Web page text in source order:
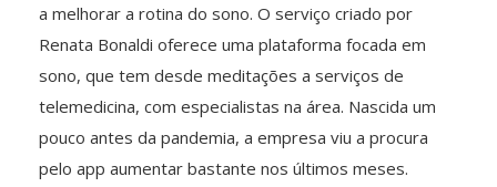
a melhorar a rotina do sono. O serviço criado por
Renata Bonaldi oferece uma plataforma focada em
sono, que tem desde meditações a serviços de
telemedicina, com especialistas na área. Nascida um
pouco antes da pandemia, a empresa viu a procura
pelo app aumentar bastante nos últimos meses.